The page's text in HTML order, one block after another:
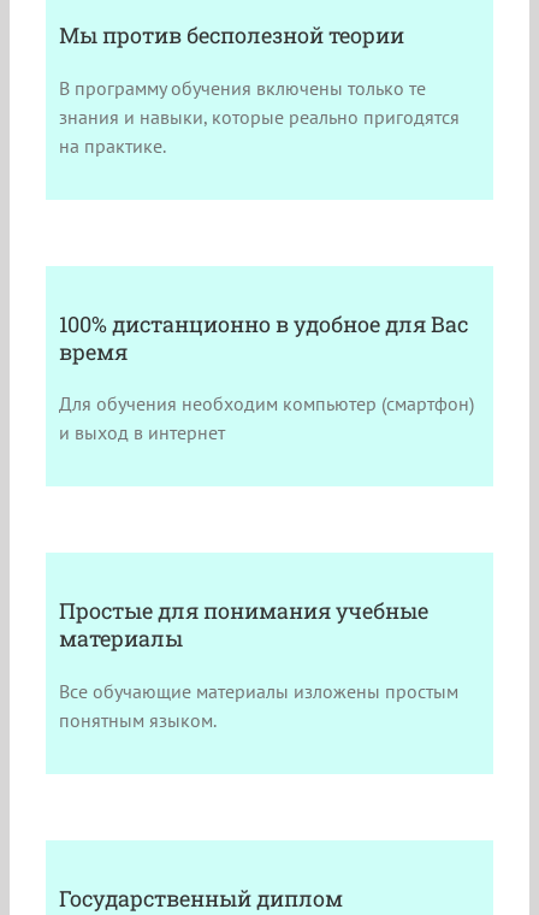
Мы против бесполезной теории
В программу обучения включены только те
знания и навыки, которые реально пригодятся
на практике.
100% дистанционно в удобное для Вас
время
Для обучения необходим компьютер (смартфон)
и выход в интернет
Простые для понимания учебные
материалы
Все обучающие материалы изложены простым
понятным языком.
Государственный диплом